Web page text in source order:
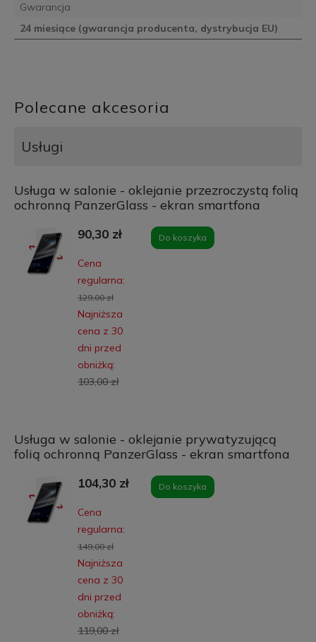
Gwarancja
24 miesiące (gwarancja producenta, dystrybucja EU)
Polecane akcesoria
Usługi
Usługa w salonie - oklejanie przezroczystą folią
ochronną PanzerGlass - ekran smartfona
90,30 zł
Cena
regularna:
129,00 zł
Najniższa
cena z 30
dni przed
obniżką:
103,00 zł
Do koszyka
Usługa w salonie - oklejanie prywatyzującą
folią ochronną PanzerGlass - ekran smartfona
104,30 zł
Cena
regularna:
149,00 zł
Najniższa
cena z 30
dni przed
obniżką:
119,00 zł
Do koszyka